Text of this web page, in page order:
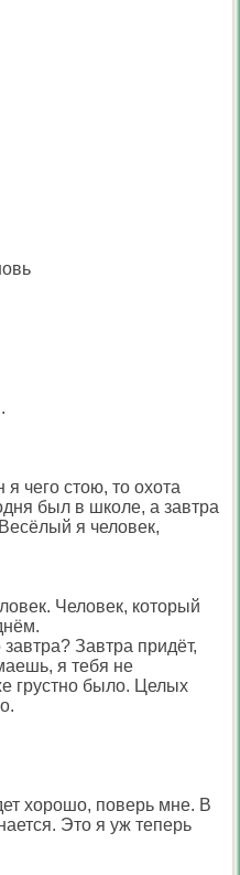
чего стою, то охота
был в школе, а завтра
я человек,
Человек, который
завтра? Завтра придёт,
я тебя не
грустно было. Целых
хорошо, поверь мне. В
Это я уж теперь